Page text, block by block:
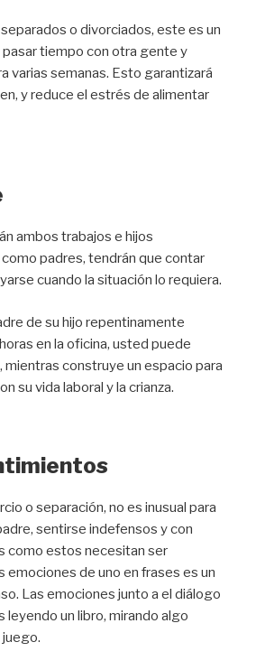
o divorciados, este es un
tiempo con otra gente y
varias semanas. Esto garantizará
y reduce el estrés de alimentar
ambos trabajos e hijos
padres, tendrán que contar
cuando la situación lo requiera.
de su hijo repentinamente
en la oficina, usted puede
mientras construye un espacio para
su vida laboral y la crianza.
o separación, no es inusual para
sentirse indefensos y con
como estos necesitan ser
emociones de uno en frases es un
Las emociones junto a el diálogo
leyendo un libro, mirando algo
juego.